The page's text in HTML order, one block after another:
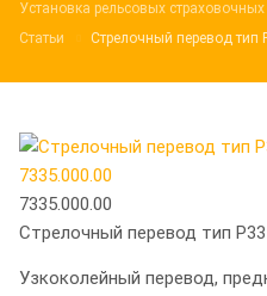
Установка рельсовых страховочных
Статьи
Стрелочный перевод тип
7335.000.00
Стрелочный перевод тип
Узкоколейный перевод,